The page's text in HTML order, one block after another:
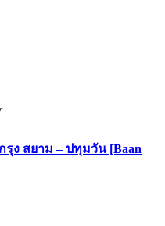
รุง สยาม – ปทุมวัน [Baan